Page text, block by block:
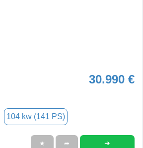
30.990 €
104 kw (141 PS)
★ ➦ ➜